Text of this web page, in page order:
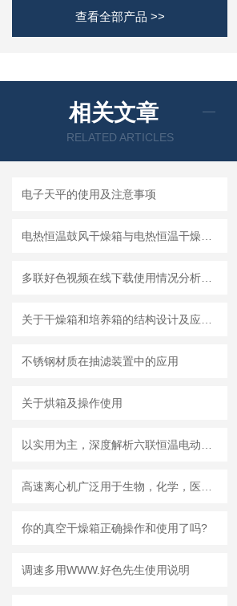
查看全部产品 >>
相关文章
RELATED ARTICLES
电子天平的使用及注意事项
不锈钢材质在抽滤装置中的应用
关于烘箱及操作使用
你的真空干燥箱正确操作和使用了吗?
调速多用WWW.好色先生使用说明